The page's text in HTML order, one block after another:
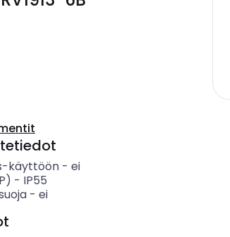
käyttöön- ei
- IP55
- ei